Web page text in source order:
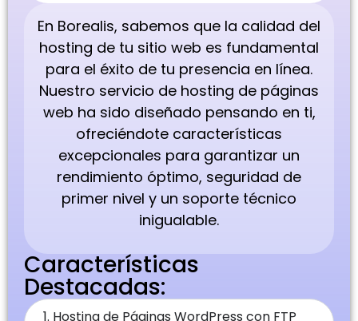
En Borealis, sabemos que la calidad del
hosting de tu sitio web es fundamental
para el éxito de tu presencia en línea.
Nuestro servicio de hosting de páginas
web ha sido diseñado pensando en ti,
ofreciéndote características
excepcionales para garantizar un
rendimiento óptimo, seguridad de
primer nivel y un soporte técnico
inigualable.
Características
Destacadas:
1. Hosting de Páginas WordPress con FTP